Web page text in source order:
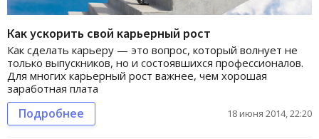
Как ускорить свой карьерный рост
Как сделать карьеру — это вопрос, который волнует не
только выпускников, но и состоявшихся профессионалов.
Для многих карьерный рост важнее, чем хорошая
заработная плата
Подробнее 18 июня 2014, 22:20